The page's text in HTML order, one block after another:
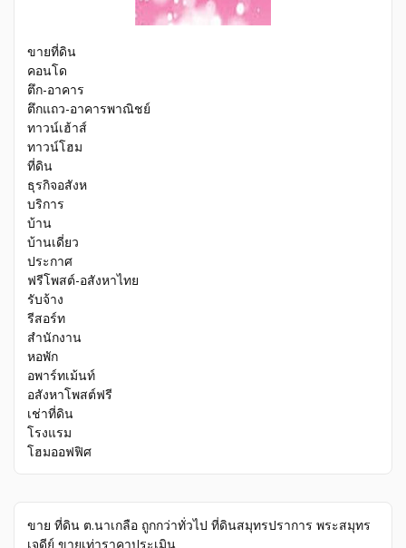
ขายที่ดิน
คอนโด
ตึก-อาคาร
ตึกแถว-อาคารพาณิชย์
ทาวน์เฮ้าส์
ทาวน์โฮม
ที่ดิน
ธุรกิจอสังห
บริการ
บ้าน
บ้านเดี่ยว
ประกาศ
ฟรีโพสต์-อสังหาไทย
รับจ้าง
รีสอร์ท
สำนักงาน
หอพัก
อพาร์ทเม้นท์
อสังหาโพสต์ฟรี
เช่าที่ดิน
โรงแรม
โฮมออฟฟิศ
ขาย ที่ดิน ต.นาเกลือ ถูกกว่าทั่วไป ที่ดินสมุทรปราการ พระสมุทร
เจดีย์ ขายเท่าราคาประเมิน